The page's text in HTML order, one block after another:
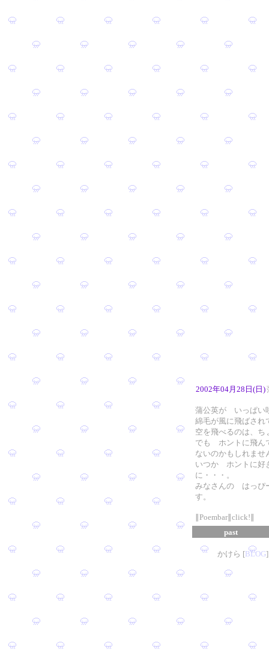
2002年04月28日(日)
蒲公英が いっぱい
綿毛が風に飛ばされ
空を飛べるのは、
でも ホントに飛ん
ないのかもしれませ
いつか ホントに好
に・・・。
みなさんの はっぴ
す。
∥Poembar∥click!∥
past
かけら [BLOG